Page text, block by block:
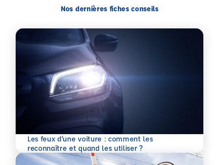
Nos dernières fiches conseils
Les feux d’une voiture : comment les
reconnaître et quand les utiliser ?
En savoir plus